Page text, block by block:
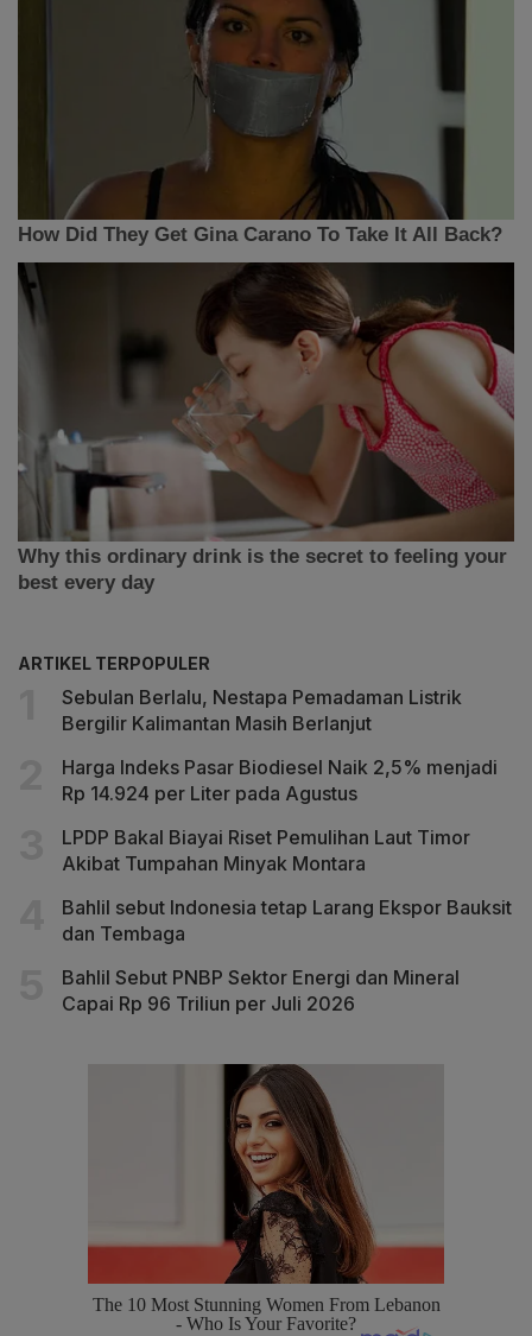
ARTIKEL TERPOPULER
Sebulan Berlalu, Nestapa Pemadaman Listrik
Bergilir Kalimantan Masih Berlanjut
Harga Indeks Pasar Biodiesel Naik 2,5% menjadi
Rp 14.924 per Liter pada Agustus
LPDP Bakal Biayai Riset Pemulihan Laut Timor
Akibat Tumpahan Minyak Montara
Bahlil sebut Indonesia tetap Larang Ekspor Bauksit
dan Tembaga
Bahlil Sebut PNBP Sektor Energi dan Mineral
Capai Rp 96 Triliun per Juli 2026